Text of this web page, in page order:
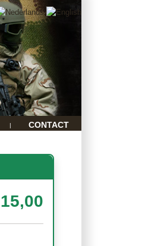
| CONTACT